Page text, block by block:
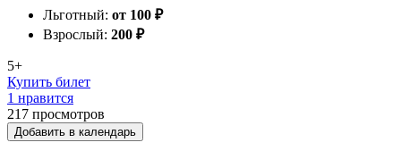
Льготный: от 100 ₽
Взрослый: 200 ₽
5+
Купить билет
1 нравится
217 просмотров
Добавить в календарь